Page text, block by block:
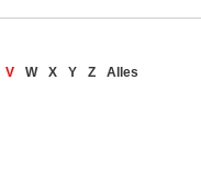
V W X Y Z Alles